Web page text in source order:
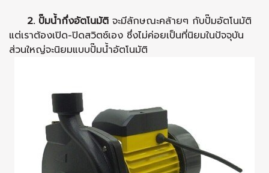
2. ปั๊มน้ำกึ่งอัตโนมัติ จะมีลักษณะคล้ายๆ กับปั๊มอัตโนมัติ
แต่เราต้องเปิด-ปิดสวิตซ์เอง ซึ่งไม่ค่อยเป็นที่นิยมในปัจจุบัน
ส่วนใหญ่จะนิยมแบบปั๊มน้ำอัตโนมัติ